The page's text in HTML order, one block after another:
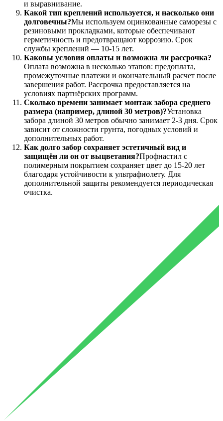
и выравнивание.
Какой тип креплений используется, и насколько они
долговечны?Мы используем оцинкованные саморезы с
резиновыми прокладками, которые обеспечивают
герметичность и предотвращают коррозию. Срок
службы креплений — 10-15 лет.
Каковы условия оплаты и возможна ли рассрочка?
Оплата возможна в несколько этапов: предоплата,
промежуточные платежи и окончательный расчет после
завершения работ. Рассрочка предоставляется на
условиях партнёрских программ.
Сколько времени занимает монтаж забора среднего
размера (например, длиной 30 метров)?Установка
забора длиной 30 метров обычно занимает 2-3 дня. Срок
зависит от сложности грунта, погодных условий и
дополнительных работ.
Как долго забор сохраняет эстетичный вид и
защищён ли он от выцветания?Профнастил с
полимерным покрытием сохраняет цвет до 15-20 лет
благодаря устойчивости к ультрафиолету. Для
дополнительной защиты рекомендуется периодическая
очистка.